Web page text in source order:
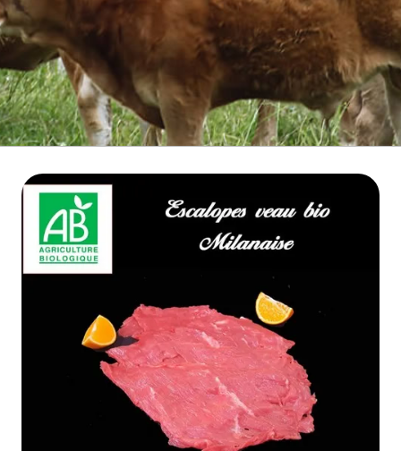
ACCUEIL
VOLAILLES BIO
BOEUF D'HERBE BIO
VEAU BIO
PORC BIO
AGNEAU BIO
NOS COLIS VIANDE
CUISSON RAPIDE▼
BARBECUE BRASERO